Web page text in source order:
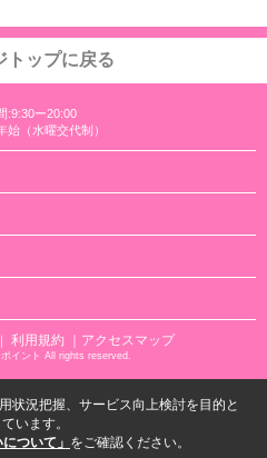
トップに戻る
:9:30ー20:00
始（水曜交代制）
｜ 利用規約 ｜アクセスマップ
イント All rights reserved.
状況把握、サービス向上検討を目的と
います。
ついて」 をご確認ください。